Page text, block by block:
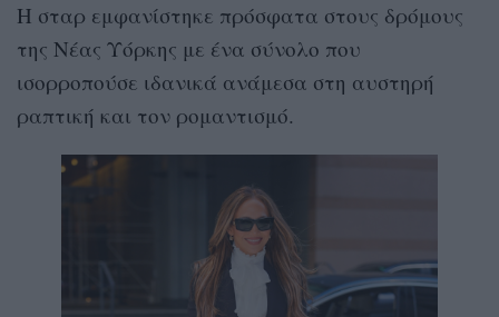
Η σταρ εμφανίστηκε πρόσφατα στους δρόμους
της Νέας Υόρκης με ένα σύνολο που
ισορροπούσε ιδανικά ανάμεσα στη αυστηρή
ραπτική και τον ρομαντισμό.